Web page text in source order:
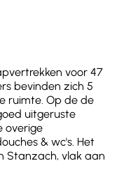
voor 47
bevinden zich 5
ruimte. Op de de
uitgeruste
overige
& wc's. Het
Stanzach, vlak aan